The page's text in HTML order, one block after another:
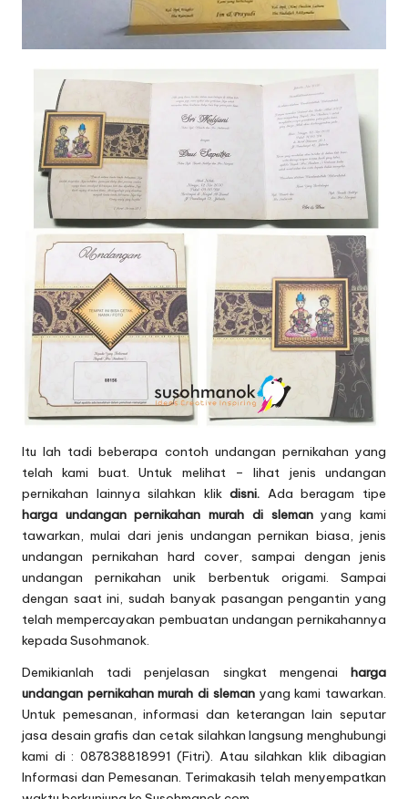
Itu lah tadi beberapa contoh undangan pernikahan yang
telah kami buat. Untuk melihat – lihat jenis undangan
pernikahan lainnya silahkan klikdisni. Ada beragam tipe
harga undangan pernikahan murah di slemanyang kami
tawarkan, mulai dari jenis undangan pernikan biasa, jenis
undangan pernikahan hard cover, sampai dengan jenis
undangan pernikahan unik berbentuk origami. Sampai
dengan saat ini, sudah banyak pasangan pengantin yang
telah mempercayakan pembuatan undangan pernikahannya
kepada Susohmanok.
Demikianlah tadi penjelasan singkat mengenai harga
undangan pernikahan murah di slemanyang kami tawarkan.
Untuk pemesanan, informasi dan keterangan lain seputar
jasa desain grafis dan cetak silahkan langsung menghubungi
kami di : 087838818991 (Fitri). Atau silahkan klik dibagian
Informasi dan Pemesanan. Terimakasih telah menyempatkan